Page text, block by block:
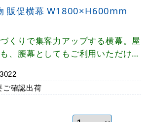
販促横幕 W1800×H600mm
くりで集客力アップする横幕。屋
、腰幕としてもご利用いただけま
ご確認出荷